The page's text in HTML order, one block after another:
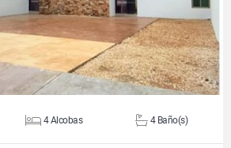
4 Alcobas 4 Baño(s)